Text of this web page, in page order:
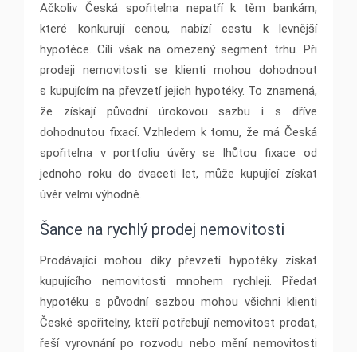
Ačkoliv Česká spořitelna nepatří k těm bankám,
které konkurují cenou, nabízí cestu k levnější
hypotéce. Cílí však na omezený segment trhu. Při
prodeji nemovitosti se klienti mohou dohodnout
s kupujícím na převzetí jejich hypotéky. To znamená,
že získají původní úrokovou sazbu i s dříve
dohodnutou fixací. Vzhledem k tomu, že má Česká
spořitelna v portfoliu úvěry se lhůtou fixace od
jednoho roku do dvaceti let, může kupující získat
úvěr velmi výhodně.
Šance na rychlý prodej nemovitosti
Prodávající mohou díky převzetí hypotéky získat
kupujícího nemovitosti mnohem rychleji. Předat
hypotéku s původní sazbou mohou všichni klienti
České spořitelny, kteří potřebují nemovitost prodat,
řeší vyrovnání po rozvodu nebo mění nemovitosti